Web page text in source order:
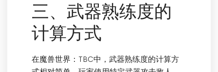
三、武器熟练度的
计算方式
在魔兽世界：TBC中，武器熟练度的计算方